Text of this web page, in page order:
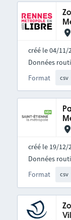
créé le 04/11/
Format csv
Données
créé le 19/12/
Format csv
Données